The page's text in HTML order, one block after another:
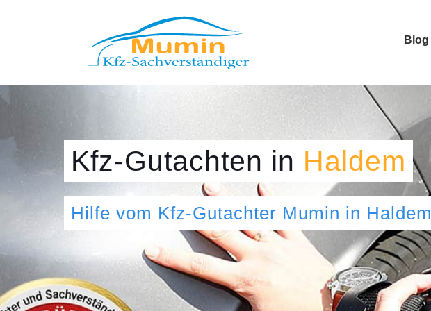
Blog
Kfz-Gutachten in Haldem
Hilfe vom Kfz-Gutachter Mumin in Haldem